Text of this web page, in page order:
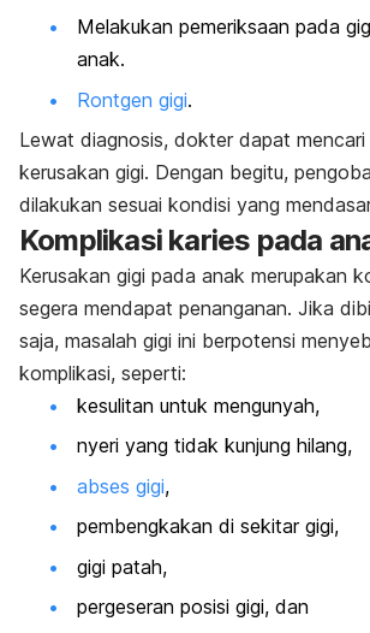
Melakukan pemeriksaan pada
anak.
Rontgen gigi.
Lewat diagnosis, dokter dapat
kerusakan gigi. Dengan begitu,
dilakukan sesuai kondisi yang
Komplikasi karies pada
Kerusakan gigi pada anak merupakan
segera mendapat penanganan. Jika
saja, masalah gigi ini berpotensi
komplikasi, seperti:
kesulitan untuk mengunyah,
nyeri yang tidak kunjung hilang,
abses gigi,
pembengkakan di sekitar gigi,
gigi patah,
pergeseran posisi gigi, dan